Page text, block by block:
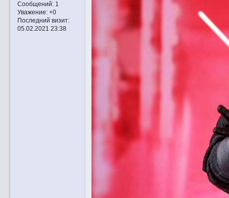
Сообщений:1
Уважение: +0
Последний визит:
05.02.2021 23:38